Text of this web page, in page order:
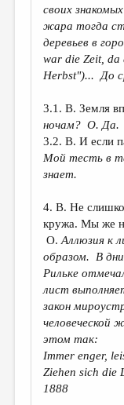
своих
жара тогда
деревьев в
war die Zeit, da
Herbst")... До
3.1. В. Земля
ночам? О. Да.
3.2. В. И если
Мой тесть в
знает.
4. В. Не
кружа. Мы же
О.Аллюзия к
образом. В
Рильке
лист
закон
человеческой
этом так:
Immer enger,
Ziehen sich die
1888